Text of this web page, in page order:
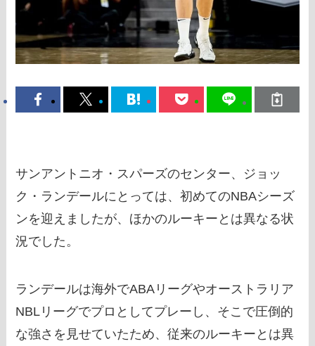
サンアントニオ・スパーズのセンター、ジョッ
ク・ランデールにとっては、初めてのNBAシーズ
ンを迎えましたが、ほかのルーキーとは異なる状
況でした。
ランデールは海外でABAリーグやオーストラリア
NBLリーグでプロとしてプレーし、そこで圧倒的
な強さを見せていたため、従来のルーキーとは異